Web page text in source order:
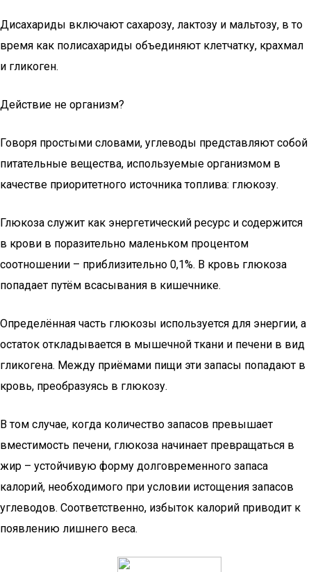
Дисахариды включают сахарозу, лактозу и мальтозу, в то
время как полисахариды объединяют клетчатку, крахмал
и гликоген.
Действие не организм?
Говоря простыми словами, углеводы представляют собой
питательные вещества, используемые организмом в
качестве приоритетного источника топлива: глюкозу.
Глюкоза служит как энергетический ресурс и содержится
в крови в поразительно маленьком процентом
соотношении – приблизительно 0,1%. В кровь глюкоза
попадает путём всасывания в кишечнике.
Определённая часть глюкозы используется для энергии, а
остаток откладывается в мышечной ткани и печени в вид
гликогена. Между приёмами пищи эти запасы попадают в
кровь, преобразуясь в глюкозу.
В том случае, когда количество запасов превышает
вместимость печени, глюкоза начинает превращаться в
жир – устойчивую форму долговременного запаса
калорий, необходимого при условии истощения запасов
углеводов. Соответственно, избыток калорий приводит к
появлению лишнего веса.